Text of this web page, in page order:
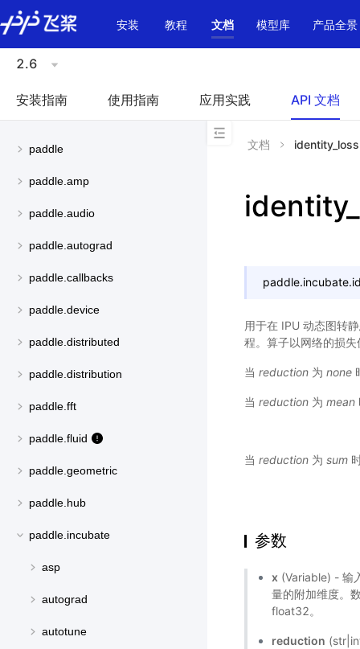
\u200E
安装
教程 文档 模型库 产品全景
2.6
安装指南 使用指南 应用实践 API 文档
paddle
paddle.amp
paddle.audio
paddle.autograd
paddle.callbacks
paddle.device
paddle.distributed
paddle.distribution
paddle.fft
paddle.fluid
paddle.geometric
paddle.hub
paddle.incubate
asp
autograd
autotune
文档 identity_loss
paddle.incubate.
用于在 IPU 动态图转
程。算子以网络的损
当 reduction 为 none
当 reduction 为 mean
当 reduction 为 sum
参数
x (Variable) - 输
量的附加维度。
float32。
reduction